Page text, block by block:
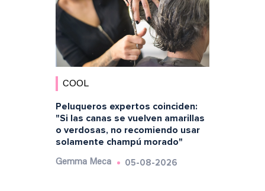
COOL
Peluqueros expertos coinciden:
"Si las canas se vuelven amarillas
o verdosas, no recomiendo usar
solamente champú morado"
Gemma Meca 05-08-2026